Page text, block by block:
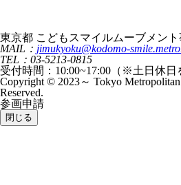
東京都 こどもスマイルムーブメント
MAIL： jimukyoku@kodomo-
TEL：03-5213-0815
受付時間：10:00~17:00（※土日休日
Copyright © 2023～ Tokyo
Reserved.
参画申請
閉じる